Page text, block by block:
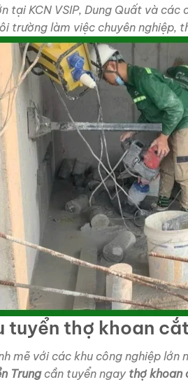
tại KCN VSIP, Dung Quất và
trường làm việc chuyên nghiệp,
tuyển thợ khoan
mẽ với các khu công nghiệp lớn
Trungcần tuyển ngay thợ khoan